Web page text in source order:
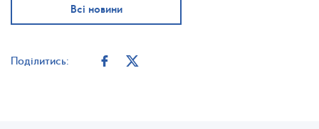
Всі новини
Поділитись: